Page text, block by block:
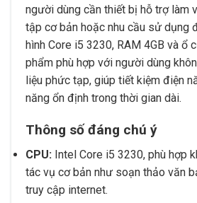
người dùng cần thiết bị hỗ trợ làm
tập cơ bản hoặc nhu cầu sử dụng
hình Core i5 3230, RAM 4GB và ổ
phẩm phù hợp với người dùng
liệu phức tạp, giúp tiết kiệm điện
năng ổn định trong thời gian dài.
Thông số đáng chú ý
CPU: Intel Core i5 3230, phù hợp
tác vụ cơ bản như soạn thảo văn
truy cập internet.